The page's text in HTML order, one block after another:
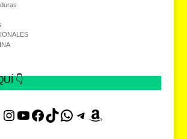
👇
Instagram
YouTube
Facebook
TikTok
WhatsApp
Telegram
Amazon